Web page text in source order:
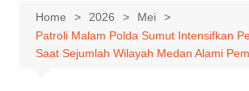
Home 2026
Mei
Patroli Malam Polda Sumut Intensifkan
Saat Sejumlah Wilayah Medan Alami